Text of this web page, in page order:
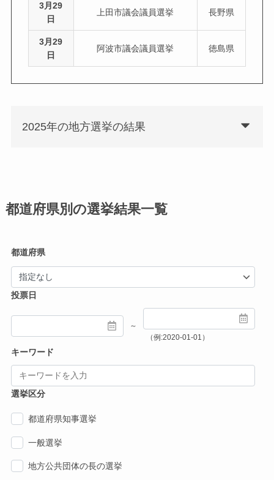
3月29
日
上田市議会議員選挙 長野県
3月29
日
阿波市議会議員選挙 徳島県
2025年の地方選挙の結果
都道府県別の選挙結果一覧
都道府県
投票日
～
（例:2020-01-01）
キーワード
選挙区分
都道府県知事選挙
一般選挙
地方公共団体の長の選挙